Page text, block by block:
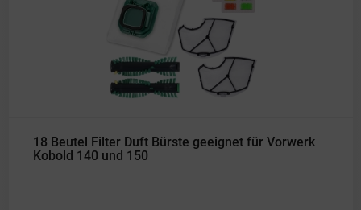
18 Beutel Filter Duft Bürste geeignet für Vorwerk
Kobold 140 und 150